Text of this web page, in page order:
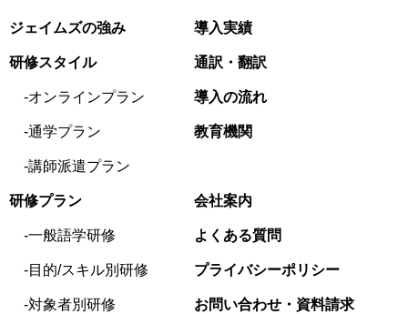
ジェイムズの強み
研修スタイル
オンラインプラン
通学プラン
講師派遣プラン
導入実績
通訳・翻訳
導入の流れ
教育機関
研修プラン
一般語学研修
目的/スキル別研修
対象者別研修
会社案内
よくある質問
プライバシーポリシー
お問い合わせ・資料請求